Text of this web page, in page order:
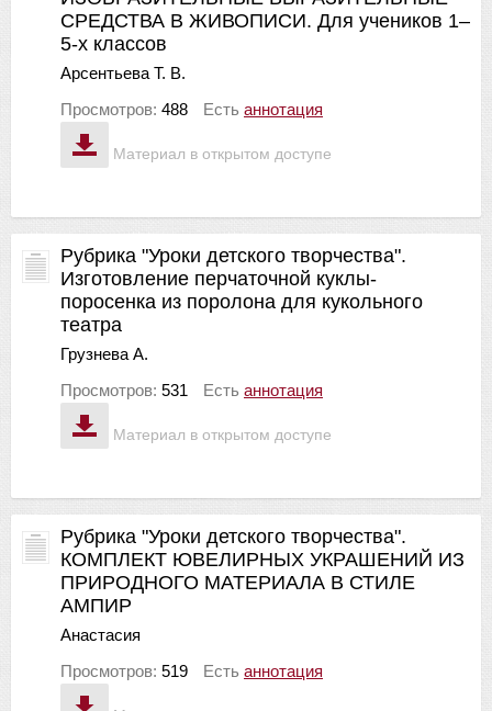
Материал в открытом доступе
СРЕДСТВА В ЖИВОПИСИ. Для учеников 1–
5-х классов
Арсентьева Т. В.
Просмотров: 488 Есть аннотация
Материал в открытом доступе
Рубрика "Уроки детского творчества".
Изготовление перчаточной куклы-
поросенка из поролона для кукольного
театра
Грузнева А.
Просмотров: 531 Есть аннотация
Рубрика "Уроки детского творчества".
КОМПЛЕКТ ЮВЕЛИРНЫХ УКРАШЕНИЙ ИЗ
ПРИРОДНОГО МАТЕРИАЛА В СТИЛЕ
АМПИР
Анастасия
Просмотров: 519 Есть аннотация